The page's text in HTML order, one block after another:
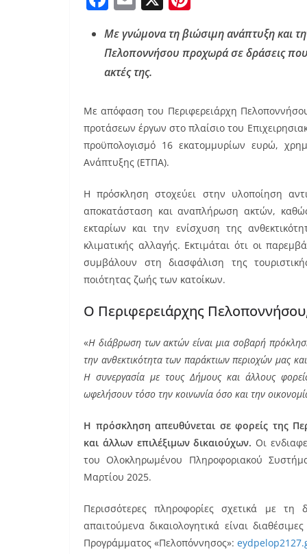
c
e
o
o
k
m
ai
l
nt
er
e
Με γνώμονα τη βιώσιμη ανάπτυξη και
Πελοποννήσου προχωρά σε δράσεις που
ακτές της.
Με απόφαση του Περιφερειάρχη
προτάσεων έργων στο πλαίσιο του
προϋπολογισμό 16 εκατομμυρίων ευρώ,
Ανάπτυξης (ΕΤΠΑ).
Η πρόσκληση στοχεύει στην υλοποίηση
αποκατάσταση και αναπλήρωση ακτών,
εκταρίων και την ενίσχυση της
κλιματικής αλλαγής. Εκτιμάται ότι οι
συμβάλουν στη διασφάλιση της
ποιότητας ζωής των κατοίκων.
Ο Περιφερειάρχης
«Η διάβρωση των ακτών είναι μια σοβαρή
την ανθεκτικότητα των παράκτιων περιοχών μας
Η συνεργασία με τους Δήμους και άλλους
ωφελήσουν τόσο την κοινωνία όσο και την
Η πρόσκληση απευθύνεται σε φορείς της
και άλλων επιλέξιμων δικαιούχων. Οι
του Ολοκληρωμένου Πληροφοριακού
Μαρτίου 2025.
Περισσότερες πληροφορίες σχετικά με τη
απαιτούμενα δικαιολογητικά είναι
Προγράμματος «Πελοπόννησος»: